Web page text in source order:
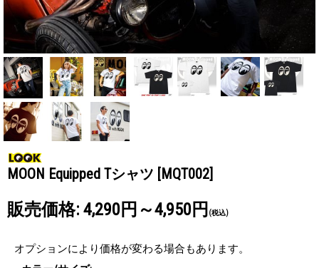
MOON Equipped Tシャツ [MQT002]
販売価格: 4,290円～4,950円 (税込)
オプションにより価格が変わる場合もあります。